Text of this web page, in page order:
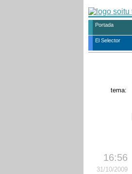
Portada
El Selector
tema:
16:56
31/10/2009